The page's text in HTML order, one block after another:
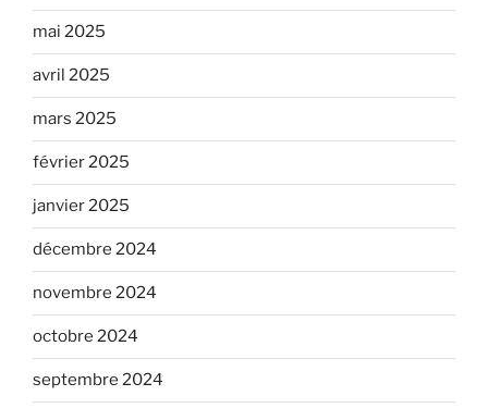
mai 2025
avril 2025
mars 2025
février 2025
janvier 2025
décembre 2024
novembre 2024
octobre 2024
septembre 2024